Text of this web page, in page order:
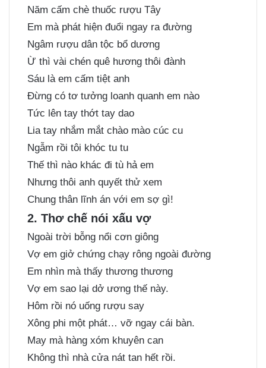
Năm cấm chè thuốc rượu Tây
Em mà phát hiện đuổi ngay ra đường
Ngâm rượu dân tộc bổ dương
Ừ thì vài chén quê hương thôi đành
Sáu là em cấm tiệt anh
Đừng có tơ tưởng loanh quanh em nào
Tức lên tay thớt tay dao
Lia tay nhắm mắt chào mào cúc cu
Ngẫm rồi tôi khóc tu tu
Thế thì nào khác đi tù hả em
Nhưng thôi anh quyết thử xem
Chung thân lĩnh án với em sợ gì!
2. Thơ chế nói xấu vợ
Ngoài trời bỗng nổi cơn giông
Vợ em giở chứng chạy rông ngoài đường
Em nhìn mà thấy thương thương
Vợ em sao lại dở ương thế này.
Hôm rồi nó uống rượu say
Xông phi một phát… vỡ ngay cái bàn.
May mà hàng xóm khuyên can
Không thì nhà cửa nát tan hết rồi.